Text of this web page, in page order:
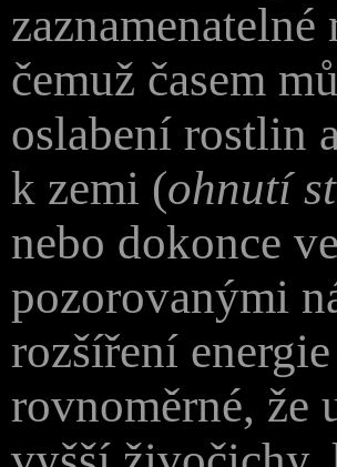
čemuž časem
oslabení rostlin
k zemi (ohnutí
nebo dokonce
pozorovanými
rozšíření
rovnoměrné, že